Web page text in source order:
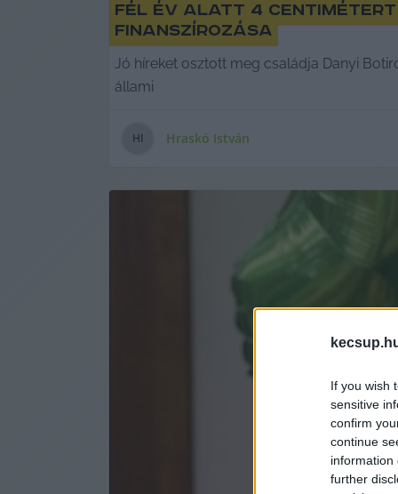
If you wish
sensitive
confirm
continue
information
further
Fél év alatt 4 centimétert
finanszírozása
Jó híreket osztott meg családja Danyi
állami
HI Hraskó István